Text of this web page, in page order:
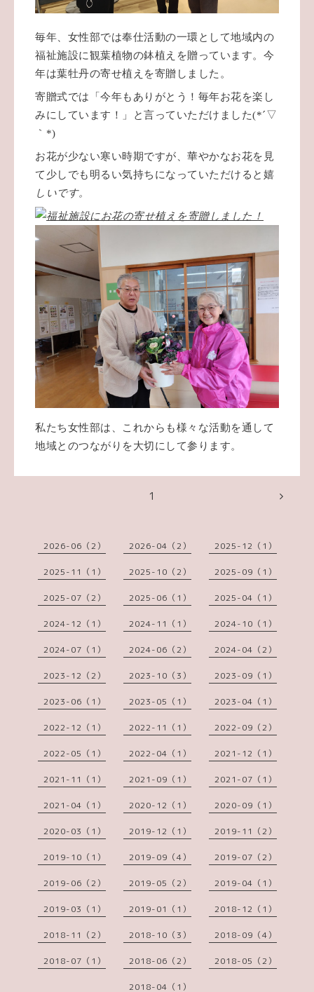
毎年、女性部では奉仕活動の一環として地域内の
福祉施設に観葉植物の鉢植えを贈っています。今
年は葉牡丹の寄せ植えを寄贈しました。
寄贈式では「今年もありがとう！毎年お花を楽し
みにしています！」と言っていただけました(*´▽
｀ *)
お花が少ない寒い時期ですが、華やかなお花を見
て少しでも明るい気持ちになっていただけると嬉
しいです。
私たち女性部は、これからも様々な活動を通して
地域とのつながりを大切にして参ります。
1
2026-06（2） 2026-04（2） 2025-12（1）
2025-11（1） 2025-10（2） 2025-09（1）
2025-07（2） 2025-06（1） 2025-04（1）
2024-12（1） 2024-11（1） 2024-10（1）
2024-07（1） 2024-06（2） 2024-04（2）
2023-12（2） 2023-10（3） 2023-09（1）
2023-06（1） 2023-05（1） 2023-04（1）
2022-12（1） 2022-11（1） 2022-09（2）
2022-05（1） 2022-04（1） 2021-12（1）
2021-11（1） 2021-09（1） 2021-07（1）
2021-04（1） 2020-12（1） 2020-09（1）
2020-03（1） 2019-12（1） 2019-11（2）
2019-10（1） 2019-09（4） 2019-07（2）
2019-06（2） 2019-05（2） 2019-04（1）
2019-03（1） 2019-01（1） 2018-12（1）
2018-11（2） 2018-10（3） 2018-09（4）
2018-07（1） 2018-06（2） 2018-05（2）
2018-04（1）